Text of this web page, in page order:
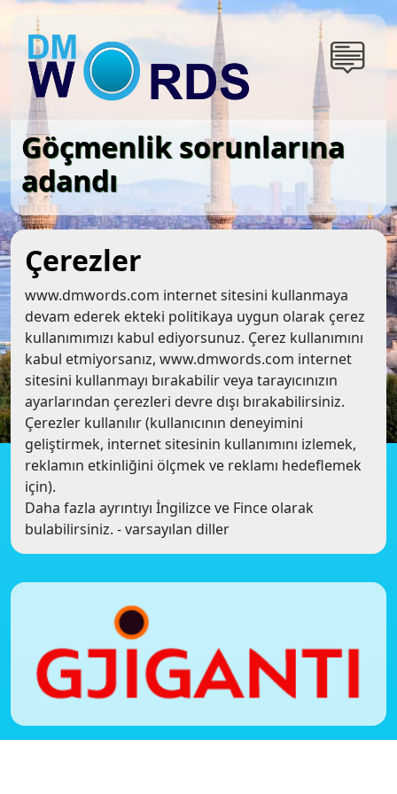
Göçmenlik sorunlarına
adandı
Çerezler
www.dmwords.com internet sitesini kullanmaya
devam ederek ekteki politikaya uygun olarak çerez
kullanımımızı kabul ediyorsunuz. Çerez kullanımını
kabul etmiyorsanız, www.dmwords.com internet
sitesini kullanmayı bırakabilir veya tarayıcınızın
ayarlarından çerezleri devre dışı bırakabilirsiniz.
Çerezler kullanılır (kullanıcının deneyimini
geliştirmek, internet sitesinin kullanımını izlemek,
reklamın etkinliğini ölçmek ve reklamı hedeflemek
için).
Daha fazla ayrıntıyı İngilizce ve Fince olarak
bulabilirsiniz. - varsayılan diller